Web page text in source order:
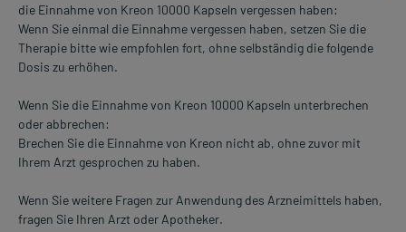
die Einnahme von Kreon 10000 Kapseln vergessen haben:
Wenn Sie einmal die Einnahme vergessen haben, setzen Sie die
Therapie bitte wie empfohlen fort, ohne selbständig die folgende
Dosis zu erhöhen.
Wenn Sie die Einnahme von Kreon 10000 Kapseln unterbrechen
oder abbrechen:
Brechen Sie die Einnahme von Kreon nicht ab, ohne zuvor mit
Ihrem Arzt gesprochen zu haben.
Wenn Sie weitere Fragen zur Anwendung des Arzneimittels haben,
fragen Sie Ihren Arzt oder Apotheker.